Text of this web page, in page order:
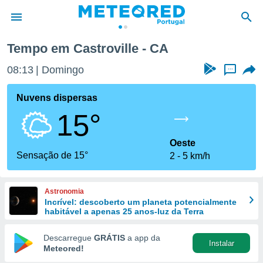
da
foi
fornecidas
a este
das
e
forma
digital
Tempo em Castroville - CA
08:13 Domingo ...
Nuvens dispersas
15°
Sensação de 15°
Oeste
2
5 km/h
Astronomia
Incrível: descoberto um planeta potencialmente
habitável a apenas 25 anos-luz da Terra
Descarregue GRÁTIS a app da
Meteored!
Instalar